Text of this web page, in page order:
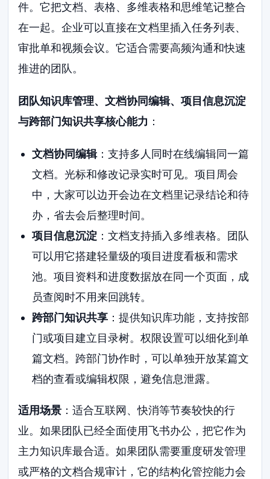
件。它把文档、表格、多维表格和思维笔记整合
在一起。企业可以直接在文档里插入任务列表、
审批单和视频会议。它适合需要高频沟通和快速
推进的团队。
团队知识库管理、文档协同编辑、项目信息沉淀
与跨部门知识共享核心能力 ：
文档协同编辑：支持多人同时在线编辑同一篇
文档。光标和修改记录实时可见。项目周会
中，大家可以边开会边在文档里记录结论和待
办，省去会后整理时间。
项目信息沉淀：文档支持插入多维表格。团队
可以用它搭建轻量级的项目进度看板和需求
池。项目资料和进度数据放在同一个页面，成
员查阅时不用来回跳转。
跨部门知识共享：提供知识库功能，支持按部
门或项目建立目录树。权限设置可以细化到单
篇文档。跨部门协作时，可以单独开放某篇文
档的查看或编辑权限，避免信息泄露。
适用场景 ：适合互联网、快消等节奏较快的行
业。如果团队已经全面使用飞书办公，把它作为
主力知识库最合适。如果团队需要重度研发管理
或严格的文档合规审计，它的结构化管控能力会